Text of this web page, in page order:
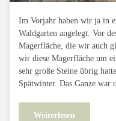
Im Vorjahr haben wir ja in
Waldgarten angelegt. Vor
Magerfläche, die wir auch
wir diese Magerfläche um
sehr große Steine übrig
Spätwinter. Das Ganze war
Weiterlesen